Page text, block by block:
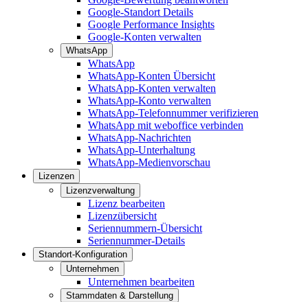
Google-Standort Details
Google Performance Insights
Google-Konten verwalten
WhatsApp
WhatsApp
WhatsApp-Konten Übersicht
WhatsApp-Konten verwalten
WhatsApp-Konto verwalten
WhatsApp-Telefonnummer verifizieren
WhatsApp mit weboffice verbinden
WhatsApp-Nachrichten
WhatsApp-Unterhaltung
WhatsApp-Medienvorschau
Lizenzen
Lizenzverwaltung
Lizenz bearbeiten
Lizenzübersicht
Seriennummern-Übersicht
Seriennummer-Details
Standort-Konfiguration
Unternehmen
Unternehmen bearbeiten
Stammdaten & Darstellung